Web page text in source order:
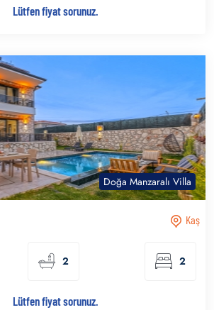
Lütfen fiyat sorunuz.
Doğa Manzaralı Villa
Kaş
2 2
Lütfen fiyat sorunuz.